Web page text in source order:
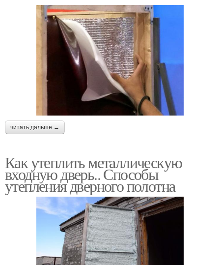
читать дальше →
Как утеплить металлическую
входную дверь.. Способы
утепления дверного полотна